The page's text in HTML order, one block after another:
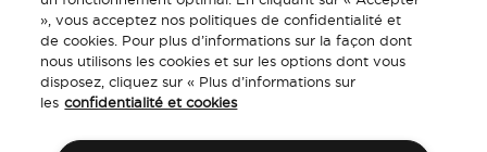
Service client
À propos
», vous acceptez nos politiques de confidentialité et
de cookies. Pour plus d’informations sur la façon dont
nous utilisons les cookies et sur les options dont vous
disposez, cliquez sur « Plus d’informations sur
les confidentialité et cookies